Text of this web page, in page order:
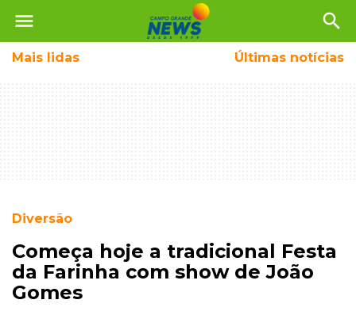
menu search
Mais lidas Últimas notícias
Diversão
Começa hoje a tradicional Festa
da Farinha com show de João
Gomes